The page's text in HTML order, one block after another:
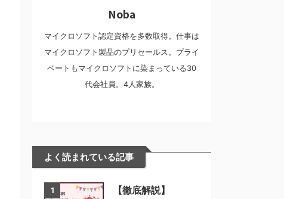
Noba
マイクロソフト認定資格を多数取得。仕事は
マイクロソフト製品のプリセールス。プライ
ベートもマイクロソフトに染まっている30
代会社員。4人家族。
よく読まれている記事
1
【徹底解説】